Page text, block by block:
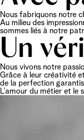
Nous fabriquons notre
Au milieu des
sommes liés à notre
Un
Nous vivons notre
Grâce à leur créativité
de la perfection
L’amour du métier et le